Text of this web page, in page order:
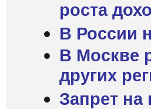
роста
В России
В Москве
других
Запрет на